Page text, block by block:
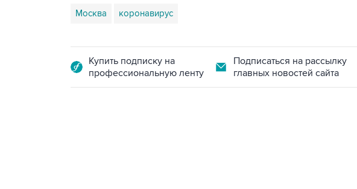
Москва коронавирус
Купить подписку на
профессиональную ленту
Подписаться на рассылку
главных новостей сайта